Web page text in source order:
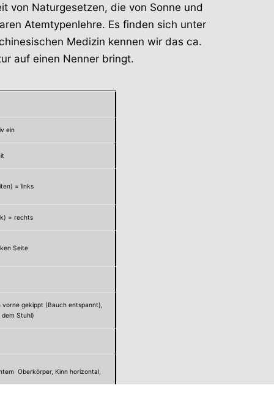
von Naturgesetzen, die von Sonne und
Atemtypenlehre. Es finden sich unter
Medizin kennen wir das ca.
auf einen Nenner bringt.
ein
= links
= rechts
Seite
gekippt (Bauch entspannt),
Stuhl)
Oberkörper, Kinn horizontal,